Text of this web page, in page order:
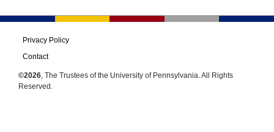
Privacy Policy
Contact
©2026, The Trustees of the University of Pennsylvania. All Rights
Reserved.